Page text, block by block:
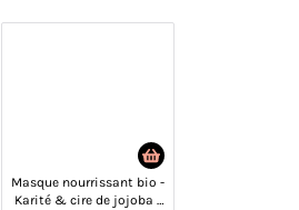
Masque nourrissant bio -
Karité & cire de jojoba -